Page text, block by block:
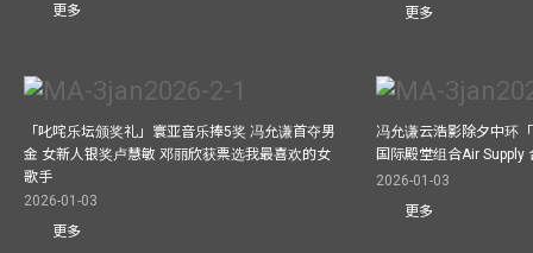
更多
更多
「叱咤乐坛颁奖礼」寰亚音乐捧5奖 冯允谦首夺男
金 女新人银奖卢慧敏 邓丽欣获票选我最喜欢的女
歌手
2026-01-03
更多
冯允谦云浩影除夕中环
国际殿堂组合Air Supply
2026-01-03
更多